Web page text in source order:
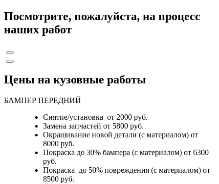
Посмотрите, пожалуйста, на процесс
наших работ
Цены на кузовные работы
БАМПЕР ПЕРЕДНИЙ
Снятие/установка от 2000 руб.
Замена запчастей от 5800 руб.
Окрашивание новой детали (с материалом) от
8000 руб.
Покраска до 30% бампера (с материалом) от 6300
руб.
Покраска до 50% повреждения (с материалом) от
8500 руб.